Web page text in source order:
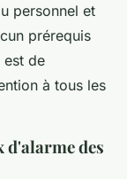
personnel et
prérequis
est de
à tous les
d'alarme des